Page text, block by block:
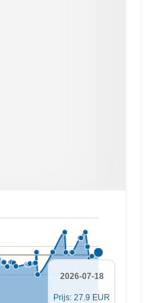
2026-07-18
Prijs: 27.9 EUR